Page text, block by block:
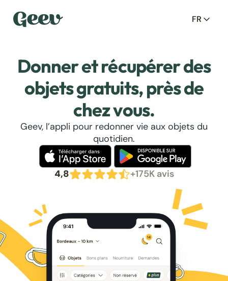
FR
Donner et récupérer des
objets gratuits, près de
chez vous.
Geev, l’appli pour redonner vie aux objets du
quotidien.
4,8 +175K avis